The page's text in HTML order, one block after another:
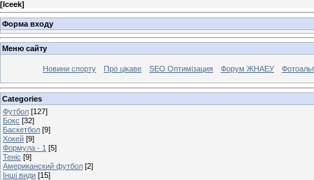
[Iceek]
Форма входу
Меню сайту
Новини спорту Про цікаве SEO Оптимізация Форум ЖНАЕУ
Categories
Футбол [127]
Бокс [32]
Баскетбол [9]
Хокей [9]
Формула - 1 [5]
Теніс [9]
Американский футбол [2]
Інші види [15]